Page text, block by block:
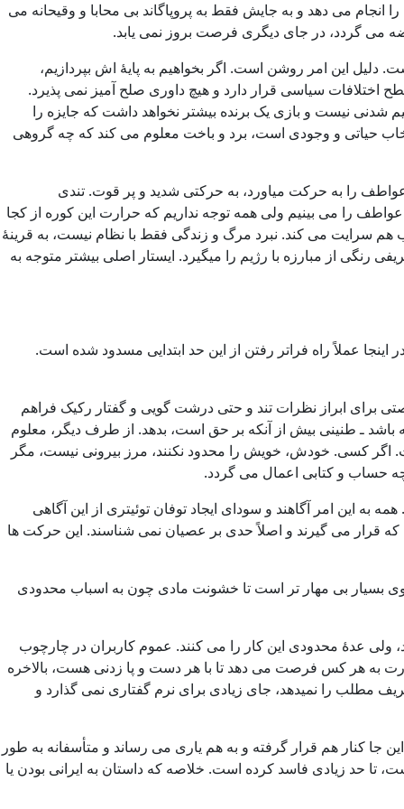
می دهد و به جایش فقط به پروپاگاند بی محابا و وقیحانه می
می گردد، در جای دیگری فرصت بروز نمی یابد.
این امر روشن است. اگر بخواهیم به پایۀ اش بپردازیم،
اختلافات سیاسی قرار دارد و هیچ داوری صلح آمیز نمی پذیرد.
شدنی نیست و بازی یک برنده بیشتر نخواهد داشت که جایزه را
حیاتی و وجودی است، برد و باخت معلوم می کند که چه گروهی
را به حرکت میاورد، به حرکتی شدید و پر قوت. تندی
را می بینیم ولی همه توجه نداریم که حرارت این کوره از کجا
هم سرایت می کند. نبرد مرگ و زندگی فقط با نظام نیست، به قرینۀ
رنگی از مبارزه با رژیم را میگیرد. ایستار اصلی بیشتر متوجه به
عملاً راه فراتر رفتن از این حد ابتدایی مسدود شده است.
برای ابراز نظرات تند و حتی درشت گویی و گفتار رکیک فراهم
ـ طنینی بیش از آنکه بر حق است، بدهد. از طرف دیگر، معلوم
اگر کسی. خودش، خویش را محدود نکنند، مرز بیرونی نیست، مگر
چه حساب و کتابی اعمال می گردد.
این امر آگاهند و سودای ایجاد توفان توئیتری از این آگاهی
قرار می گیرند و اصلاً حدی بر عصیان نمی شناسند. این حرکت ها
بسیار بی مهار تر است تا خشونت مادی چون به اسباب محدودی
ولی عدۀ محدودی این کار را می کنند. عموم کاربران در چارچوب
به هر کس فرصت می دهد تا با هر دست و پا زدنی هست، بالاخره
مطلب را نمیدهد، جای زیادی برای نرم گفتاری نمی گذارد و
جا کنار هم قرار گرفته و به هم یاری می رساند و متأسفانه به طور
تا حد زیادی فاسد کرده است. خلاصه که داستان به ایرانی بودن یا